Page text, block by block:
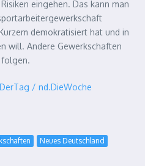
eingehen. Das kann man
demokratisiert hat und in
will. Andere Gewerkschaften
folgen.
/ nd.DieWoche
Neues Deutschland